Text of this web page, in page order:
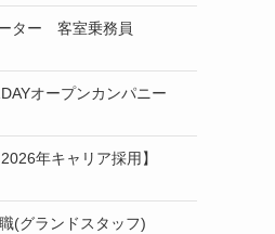
ター 客室乗務員
オープンカンパニー
年キャリア採用】
(グランドスタッフ)